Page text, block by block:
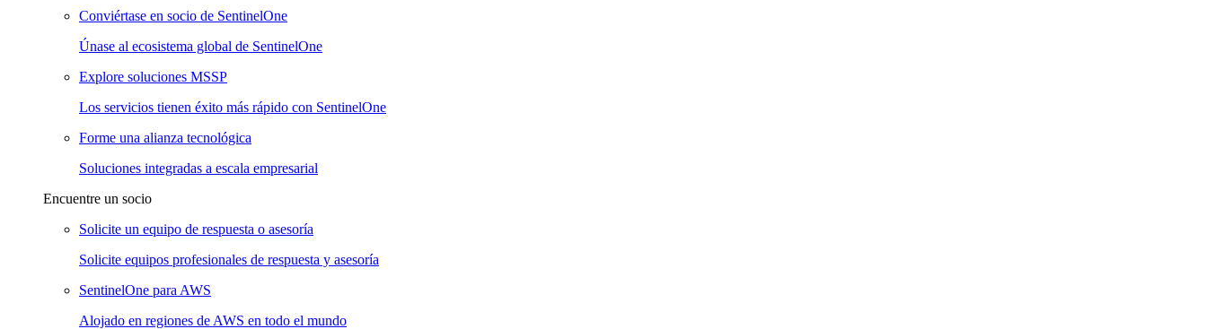
Conviértase en socio de SentinelOne
Únase al ecosistema global de SentinelOne
Explore soluciones MSSP
Los servicios tienen éxito más rápido con SentinelOne
Forme una alianza tecnológica
Soluciones integradas a escala empresarial
Encuentre un socio
Solicite un equipo de respuesta o asesoría
Solicite equipos profesionales de respuesta y asesoría
SentinelOne para AWS
Alojado en regiones de AWS en todo el mundo